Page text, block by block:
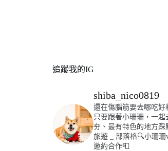
追蹤我的IG
shiba_nico0819
還在傷腦筋要去哪吃好
只要跟著小珊珊，一
夯、最有特色的地方踩
旅遊
部落格🔍小珊珊
邀約合作📮